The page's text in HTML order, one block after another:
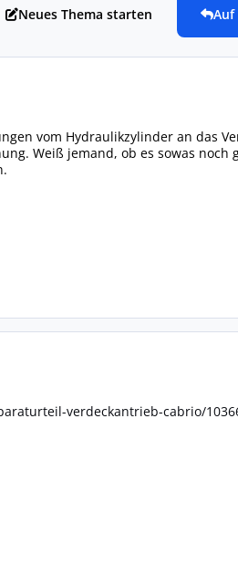
Neues Thema starten Auf
vom Hydraulikzylinder an das
Weiß jemand, ob es sowas noch
verdeckantrieb-cabrio/